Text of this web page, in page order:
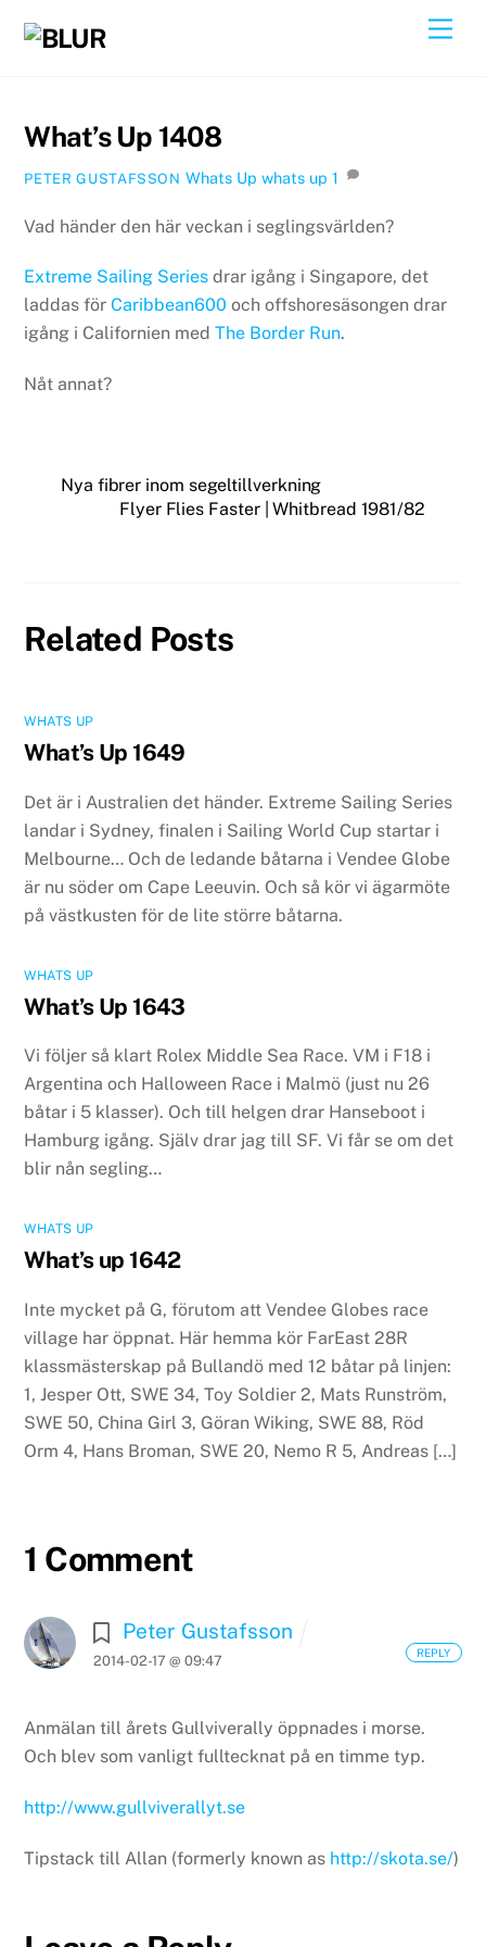
What’s Up 1408
PETER GUSTAFSSON Whats Up whats up 1
Vad händer den här veckan i seglingsvärlden?
Extreme Sailing Series drar igång i Singapore, det
laddas förCaribbean600 och offshoresäsongen drar
igång i Californien medThe Border Run.
Nåt annat?
Nya fibrer inom segeltillverkning
Flyer Flies Faster | Whitbread 1981/82
Related Posts
WHATS UP
What’s Up 1649
Det är i Australien det händer. Extreme Sailing Series
landar i Sydney, finalen i Sailing World Cup startar i
Melbourne… Och de ledande båtarna i Vendee Globe
är nu söder om Cape Leeuvin. Och så kör vi ägarmöte
på västkusten för de lite större båtarna.
WHATS UP
What’s Up 1643
Vi följer så klart Rolex Middle Sea Race. VM i F18 i
Argentina och Halloween Race i Malmö (just nu 26
båtar i 5 klasser). Och till helgen drar Hanseboot i
Hamburg igång. Själv drar jag till SF. Vi får se om det
blir nån segling…
WHATS UP
What’s up 1642
Inte mycket på G, förutom att Vendee Globes race
village har öppnat. Här hemma kör FarEast 28R
klassmästerskap på Bullandö med 12 båtar på linjen:
1, Jesper Ott​, SWE 34, Toy Soldier 2, Mats Runström​,
SWE 50, China Girl 3, Göran Wiking​, SWE 88, Röd
Orm 4, Hans Broman​, SWE 20, Nemo R 5, Andreas […]
1 Comment
Peter Gustafsson
2014-02-17 @ 09:47
Anmälan till årets Gullviverally öppnades i morse.
Och blev som vanligt fulltecknat på en timme typ.
http://www.gullviverallyt.se
Tipstack till Allan (formerly known as http://skota.se/)
REPLY